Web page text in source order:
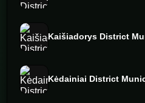
Kaišiadorys District
Kėdainiai District